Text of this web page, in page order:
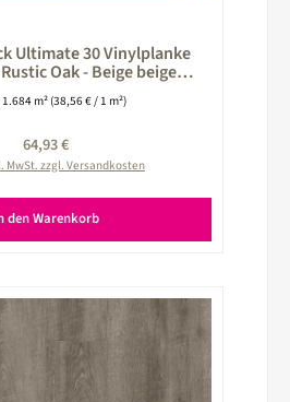
Ultimate 30 Vinylplanke
Oak - Beige beige
260025031
1.684 m² (38,56 € / 1 m²)
Regulärer Preis:
64,93 €
MwSt. zzgl. Versandkosten
den Warenkorb